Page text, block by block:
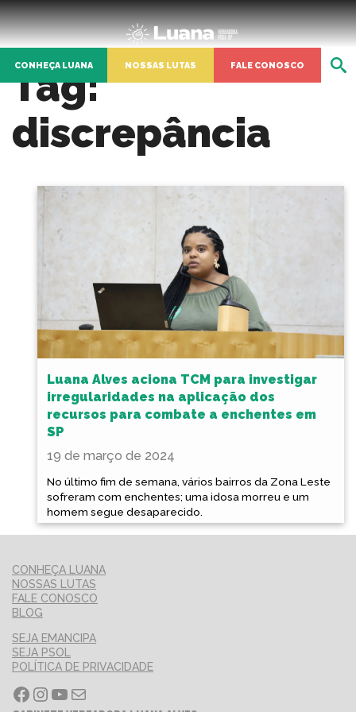
CONHEÇA LUANA NOSSAS LUTAS FALE CONOSCO
Tag:
discrepância
Luana Alves aciona TCM para investigar
irregularidades na aplicação dos
recursos para combate a enchentes em
SP
19 de março de 2024
No último fim de semana, vários bairros da Zona Leste
sofreram com enchentes; uma idosa morreu e um
homem segue desaparecido.
CONHEÇA LUANA
NOSSAS LUTAS
FALE CONOSCO
BLOG
SEJA EMANCIPA
SEJA PSOL
POLÍTICA DE PRIVACIDADE
Facebook InstagramYoutube E-mail